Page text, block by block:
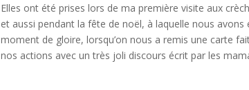
Elles ont été prises lors de ma première visite aux
et aussi pendant la fête de noël, à laquelle nous
moment de gloire, lorsqu’on nous a remis une carte
nos actions avec un très joli discours écrit par les